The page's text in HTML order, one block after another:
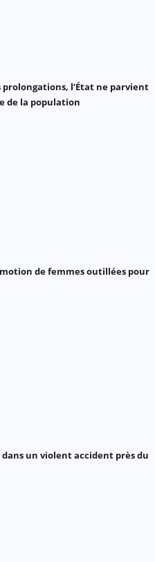
l’État ne parvient
de la population
de femmes outillées pour
un violent accident près du